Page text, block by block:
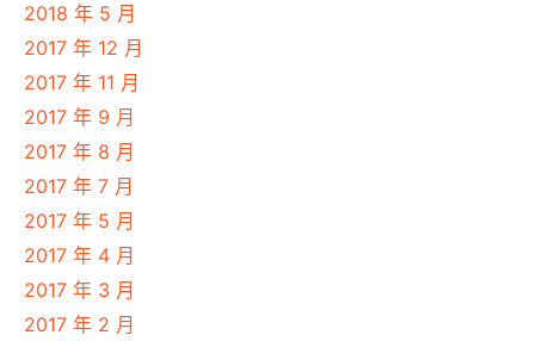
2018 年 5 月
2017 年 12 月
2017 年 11 月
2017 年 9 月
2017 年 8 月
2017 年 7 月
2017 年 5 月
2017 年 4 月
2017 年 3 月
2017 年 2 月